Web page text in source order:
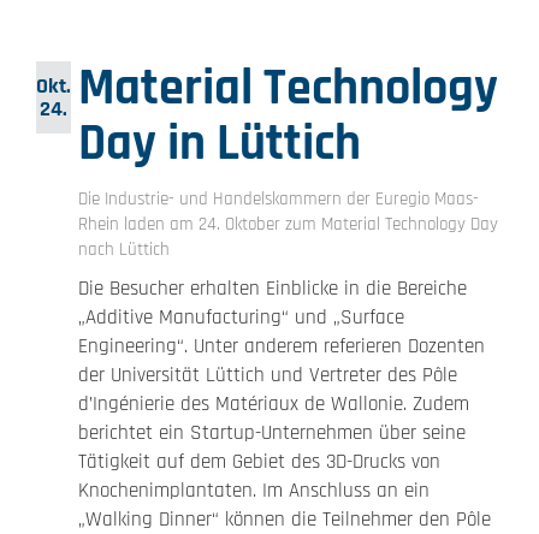
Okt.
24. Material Technology
Day in Lüttich
Die Industrie- und Handelskammern der Euregio Maas-
Rhein laden am 24. Oktober zum Material Technology Day
nach Lüttich
Die Besucher erhalten Einblicke in die Bereiche
„Additive Manufacturing“ und „Surface
Engineering“. Unter anderem referieren Dozenten
der Universität Lüttich und Vertreter des Pôle
d’Ingénierie des Matériaux de Wallonie. Zudem
berichtet ein Startup-Unternehmen über seine
Tätigkeit auf dem Gebiet des 3D-Drucks von
Knochenimplantaten. Im Anschluss an ein
„Walking Dinner“ können die Teilnehmer den Pôle